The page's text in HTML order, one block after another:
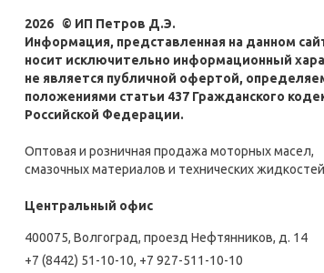
2026 © ИП Петров Д.Э.
Информация, представленная на данном
носит исключительно информационный
не является публичной офертой,
положениями статьи 437 Гражданского
Российской Федерации.
Оптовая и розничная продажа моторных масел,
смазочных материалов и технических
Центральный офис
400075, Волгоград, проезд Нефтянников, д. 14
+7 (8442) 51-10-10, +7 927-511-10-10